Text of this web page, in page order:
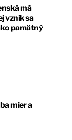
má
vznik sa
pamätný
mier a